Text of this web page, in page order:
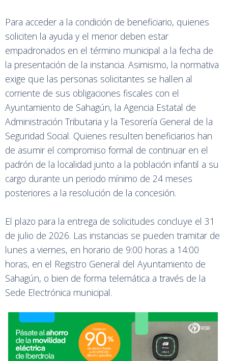
Para acceder a la condición de beneficiario, quienes
soliciten la ayuda y el menor deben estar
empadronados en el término municipal a la fecha de
la presentación de la instancia. Asimismo, la normativa
exige que las personas solicitantes se hallen al
corriente de sus obligaciones fiscales con el
Ayuntamiento de Sahagún, la Agencia Estatal de
Administración Tributaria y la Tesorería General de la
Seguridad Social. Quienes resulten beneficiarios han
de asumir el compromiso formal de continuar en el
padrón de la localidad junto a la población infantil a su
cargo durante un periodo mínimo de 24 meses
posteriores a la resolución de la concesión.
El plazo para la entrega de solicitudes concluye el 31
de julio de 2026. Las instancias se pueden tramitar de
lunes a viernes, en horario de 9:00 horas a 14:00
horas, en el Registro General del Ayuntamiento de
Sahagún, o bien de forma telemática a través de la
Sede Electrónica municipal.